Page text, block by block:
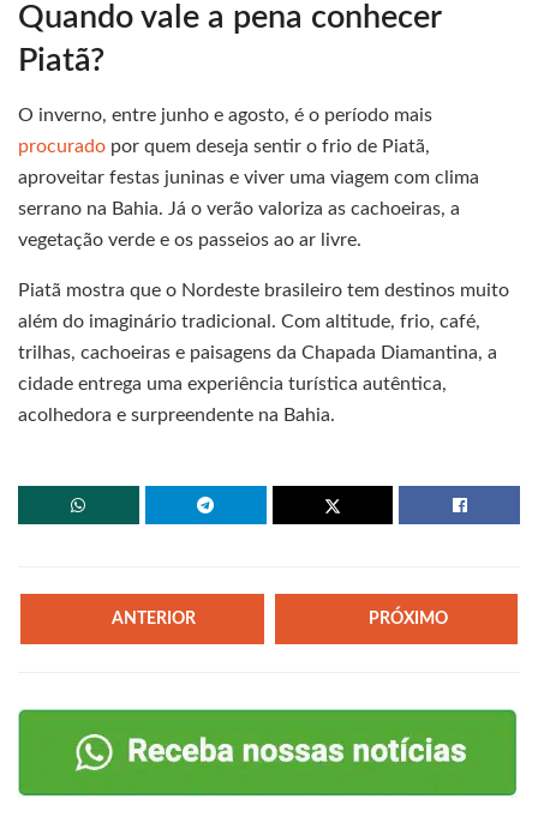
Quando vale a pena conhecer
Piatã?
O inverno, entre junho e agosto, é o período mais
procurado por quem deseja sentir o frio de Piatã,
aproveitar festas juninas e viver uma viagem com clima
serrano na Bahia. Já o verão valoriza as cachoeiras, a
vegetação verde e os passeios ao ar livre.
Piatã mostra que o Nordeste brasileiro tem destinos muito
além do imaginário tradicional. Com altitude, frio, café,
trilhas, cachoeiras e paisagens da Chapada Diamantina, a
cidade entrega uma experiência turística autêntica,
acolhedora e surpreendente na Bahia.
ANTERIOR PRÓXIMO